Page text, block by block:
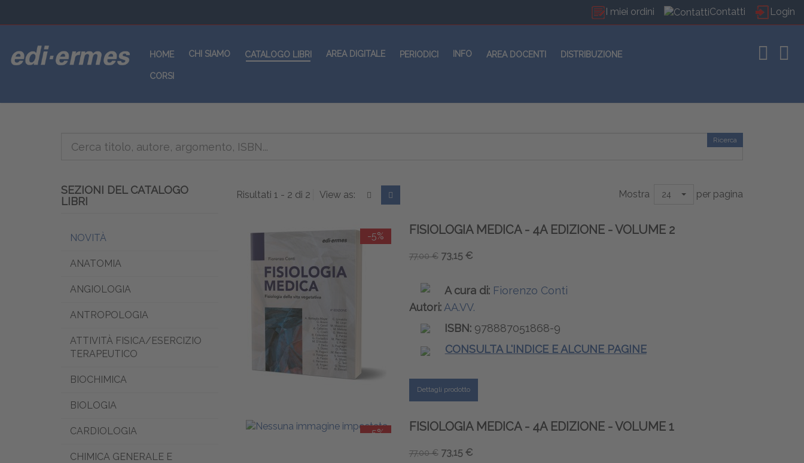
I miei ordini Contatti Login
HOME CHI SIAMO CATALOGO LIBRI AREA DIGITALE PERIODICI INFO AREA DOCENTI DISTRIBUZIONE
CORSI
Ricerca
Risultati 1 - 2 di 2 View as: Mostra 24 per pagina
-5% FISIOLOGIA MEDICA - 4A EDIZIONE - VOLUME 2
77,00 € 73,15 €
A cura di: Fiorenzo Conti
Autori: AA.VV.
ISBN: 978887051868-9
CONSULTA L'INDICE E ALCUNE PAGINE
Dettagli prodotto
-5% FISIOLOGIA MEDICA - 4A EDIZIONE - VOLUME 1
77,00 € 73,15 €
SEZIONI DEL CATALOGO
LIBRI
NOVITÀ
ANATOMIA
ANGIOLOGIA
ANTROPOLOGIA
ATTIVITÀ FISICA/ESERCIZIO
TERAPEUTICO
BIOCHIMICA
BIOLOGIA
CARDIOLOGIA
CHIMICA GENERALE E